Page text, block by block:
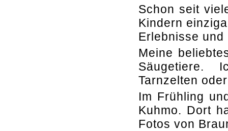
Schon seit
Kindern
Erlebnisse
Meine
Säugetiere.
Tarnzelten
Im Frühling
Kuhmo. Dort
Fotos von